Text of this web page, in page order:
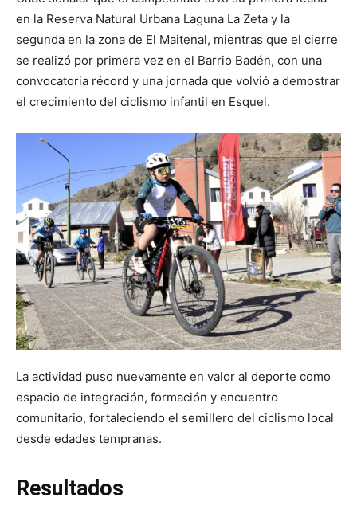
en la Reserva Natural Urbana Laguna La Zeta y la
segunda en la zona de El Maitenal, mientras que el cierre
se realizó por primera vez en el Barrio Badén, con una
convocatoria récord y una jornada que volvió a demostrar
el crecimiento del ciclismo infantil en Esquel.
La actividad puso nuevamente en valor al deporte como
espacio de integración, formación y encuentro
comunitario, fortaleciendo el semillero del ciclismo local
desde edades tempranas.
Resultados